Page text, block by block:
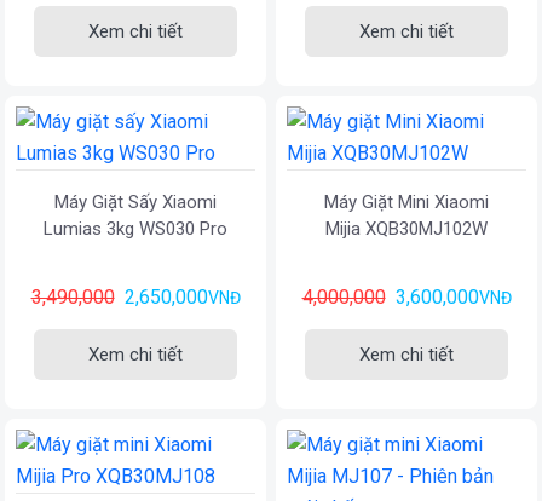
Xem chi tiết Xem chi tiết
Máy Giặt Sấy Xiaomi
Lumias 3kg WS030 Pro
3,490,000 2,650,000VNĐ
Xem chi tiết
Máy Giặt Mini Xiaomi
Mijia XQB30MJ102W
4,000,000 3,600,000VNĐ
Xem chi tiết